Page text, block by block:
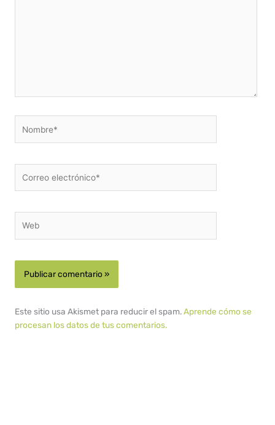
electrónico*
Este sitio usa Akismet para reducir el spam.Aprende cómo se
procesan los datos de tus comentarios.